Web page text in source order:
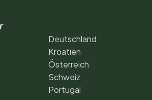
Deutschland
Kroatien
Österreich
Schweiz
Portugal